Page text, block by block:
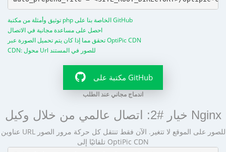
توثيق وأمثلة من مكتبة php الخاصة بنا على GitHub
احصل على مساعدة مجانية في الاتصال
تحقق مما إذا كان يتم تحميل الصورة عبر OptiPic CDN
CDN: محول Url للصور في المستند
مكتبة على GitHub
اندماج مجاني عند الطلب
خيار #2: اتصال عالمي من خلال وكيل Nginx
عناوين URL للصور على الموقع لا تتغير. الآن فقط تنتقل كل حركة مرور الصور
تلقائيًا إلى OptiPic CDN